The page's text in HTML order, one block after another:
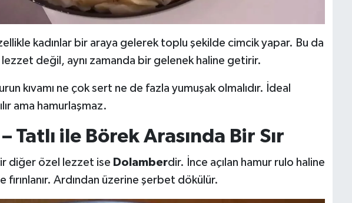
kadınlar bir araya gelerek toplu şekilde cimcik yapar. Bu da
değil, aynı zamanda bir gelenek haline getirir.
kıvamı ne çok sert ne de fazla yumuşak olmalıdır. İdeal
ama hamurlaşmaz.
Tatlı ile Börek Arasında Bir Sır
diğer özel lezzet ise Dolamberdir. İnce açılan hamur rulo haline
fırınlanır. Ardından üzerine şerbet dökülür.